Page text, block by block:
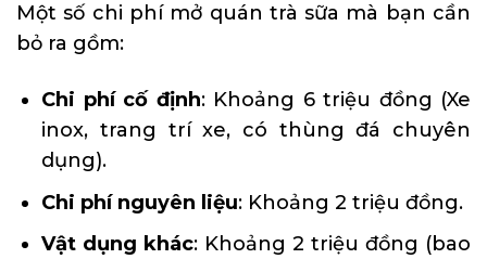
Một số chi phí mở quán trà sữa mà bạn cần
bỏ ra gồm:
Chi phí cố định: Khoảng 6 triệu đồng (Xe
inox, trang trí xe, có thùng đá chuyên
dụng).
Chi phí nguyên liệu: Khoảng 2 triệu đồng.
Vật dụng khác: Khoảng 2 triệu đồng (bao